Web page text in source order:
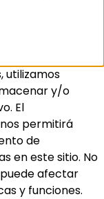
utilizamos
y/o
El
permitirá
de
en este sitio. No
afectar
y funciones.